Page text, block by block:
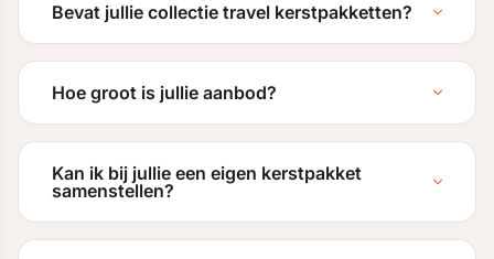
Bevat jullie collectie travel kerstpakketten?
Hoe groot is jullie aanbod?
Kan ik bij jullie een eigen kerstpakket
samenstellen?